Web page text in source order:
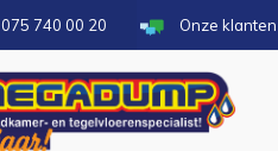
075 740 00 20 Onze